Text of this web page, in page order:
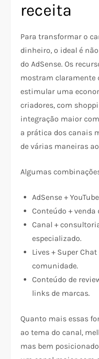
receita
Para transformar o
dinheiro, o ideal é
do AdSense. Os
mostram claramente
estimular uma
criadores, com
integração maior
a prática dos canais
de várias maneiras
Algumas
AdSense +
Conteúdo +
Canal +
especializado.
Lives + Super
comunidade.​​
Conteúdo de
links de marcas.
Quanto mais essas
ao tema do canal,
mas bem